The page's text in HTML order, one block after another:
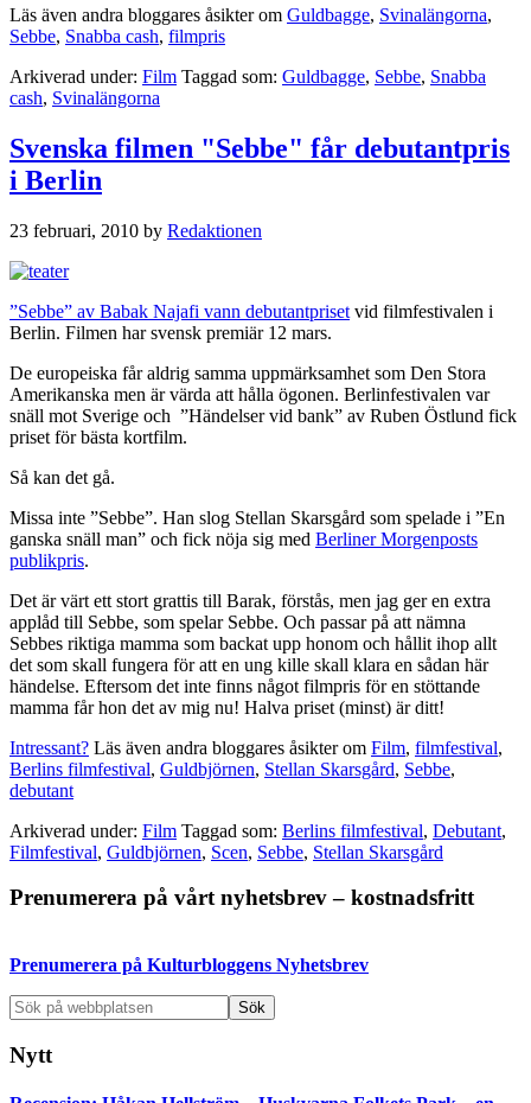
Läs även andra bloggares åsikter om Guldbagge, Svinalängorna,
Sebbe, Snabba cash, filmpris
Arkiverad under: Film Taggad som: Guldbagge, Sebbe, Snabba
cash, Svinalängorna
Svenska filmen "Sebbe" får debutantpris
i Berlin
23 februari, 2010 by Redaktionen
”Sebbe” av Babak Najafi vann debutantpriset vid filmfestivalen i
Berlin. Filmen har svensk premiär 12 mars.
De europeiska får aldrig samma uppmärksamhet som Den Stora
Amerikanska men är värda att hålla ögonen. Berlinfestivalen var
snäll mot Sverige och ”Händelser vid bank” av Ruben Östlund fick
priset för bästa kortfilm.
Så kan det gå.
Missa inte ”Sebbe”. Han slog Stellan Skarsgård som spelade i ”En
ganska snäll man” och fick nöja sig med Berliner Morgenposts
publikpris.
Det är värt ett stort grattis till Barak, förstås, men jag ger en extra
applåd till Sebbe, som spelar Sebbe. Och passar på att nämna
Sebbes riktiga mamma som backat upp honom och hållit ihop allt
det som skall fungera för att en ung kille skall klara en sådan här
händelse. Eftersom det inte finns något filmpris för en stöttande
mamma får hon det av mig nu! Halva priset (minst) är ditt!
Intressant? Läs även andra bloggares åsikter om Film, filmfestival,
Berlins filmfestival, Guldbjörnen, Stellan Skarsgård, Sebbe,
debutant
Arkiverad under: Film Taggad som: Berlins filmfestival, Debutant,
Filmfestival, Guldbjörnen, Scen, Sebbe, Stellan Skarsgård
Primärt
Prenumerera på vårt nyhetsbrev – kostnadsfritt
Prenumerera på Kulturbloggens Nyhetsbrev
Sök
på
webbplatsen
Nytt